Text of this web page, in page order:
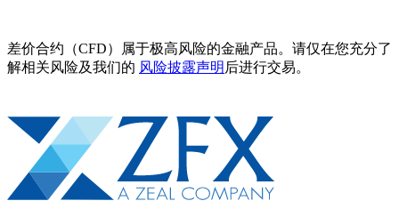
差价合约（CFD）属于极高风险的金融产品。请仅在您充分了
解相关风险及我们的 风险披露声明 后进行交易。